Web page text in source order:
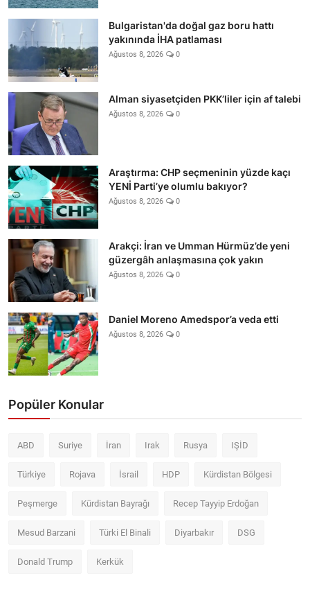
Bulgaristan'da doğal gaz boru hattı
yakınında İHA patlaması
Ağustos 8, 2026 0
Alman siyasetçiden PKK’liler için af talebi
Ağustos 8, 2026 0
Araştırma: CHP seçmeninin yüzde kaçı
YENİ Parti’ye olumlu bakıyor?
Ağustos 8, 2026 0
Arakçi: İran ve Umman Hürmüz’de yeni
güzergâh anlaşmasına çok yakın
Ağustos 8, 2026 0
Daniel Moreno Amedspor’a veda etti
Ağustos 8, 2026 0
Popüler Konular
ABD Suriye İran Irak Rusya IŞİD
Türkiye Rojava İsrail HDP Kürdistan Bölgesi
Peşmerge Kürdistan Bayrağı Recep Tayyip Erdoğan
Mesud Barzani Türki El Binali Diyarbakır DSG
Donald Trump Kerkük